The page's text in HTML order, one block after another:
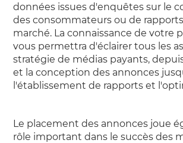
données issues d'enquêtes sur le
des consommateurs ou de
marché. La connaissance de votre
vous permettra d'éclairer tous les
stratégie de médias payants,
et la conception des annonces
l'établissement de rapports et
Le placement des annonces joue
rôle important dans le succès des